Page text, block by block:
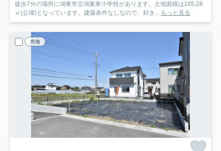
徒歩7分の場所に鴻巣市立鴻巣東小学校があります。土地面積は165.28
㎡(公簿)となっています。建築条件なしなので、好き...
もっと見る
売地